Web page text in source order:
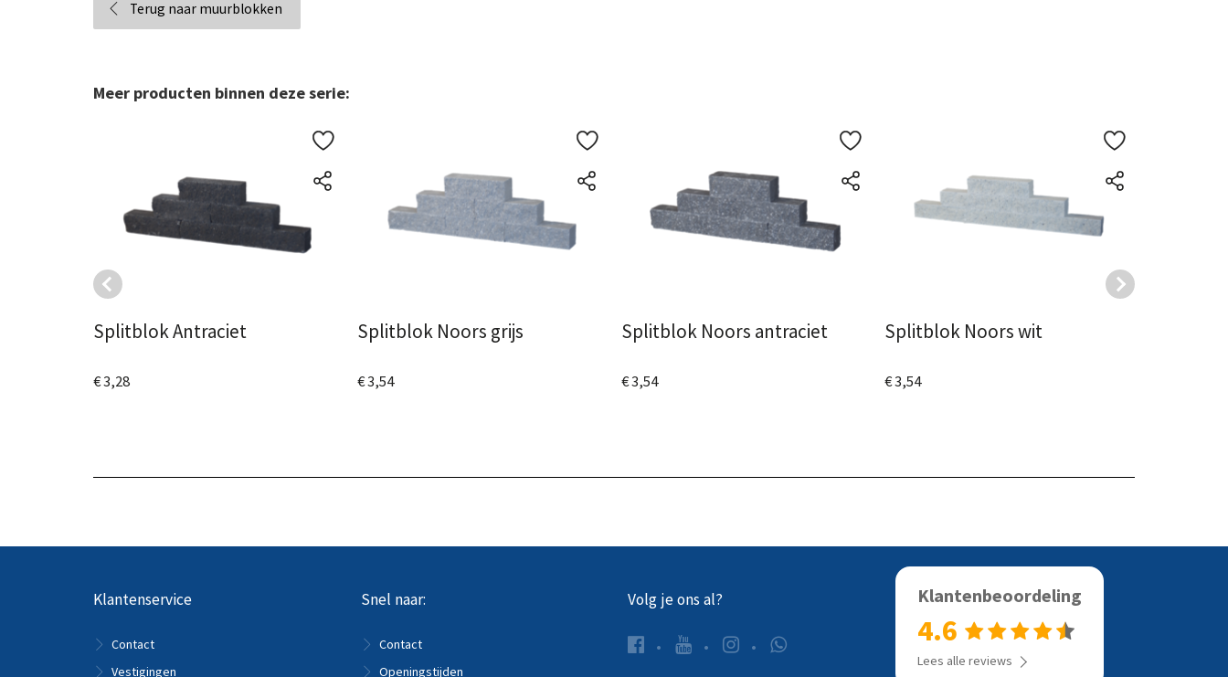
Terug naar muurblokken
Meer producten binnen deze serie:
Splitblok Antraciet
€ 3,28
Splitblok Noors grijs
€ 3,54
Splitblok Noors antraciet
€ 3,54
Splitblok Noors wit
€ 3,54
Klantenservice
Contact
Vestigingen
Snel naar:
Contact
Openingstijden
Volg je ons al? Klantenbeoordeling
4.6
Lees alle reviews